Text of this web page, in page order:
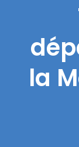
la